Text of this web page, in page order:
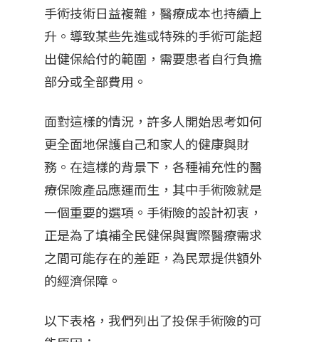
手術技術日益複雜，醫療成本也持續上
升。導致某些先進或特殊的手術可能超
出健保給付的範圍，需要患者自行負擔
部分或全部費用。
面對這樣的情況，許多人開始思考如何
更全面地保護自己和家人的健康與財
務。在這樣的背景下，各種補充性的醫
療保險產品應運而生，其中手術險就是
一個重要的選項。手術險的設計初衷，
正是為了填補全民健保與實際醫療需求
之間可能存在的差距，為民眾提供額外
的經濟保障。
以下表格，我們列出了投保手術險的可